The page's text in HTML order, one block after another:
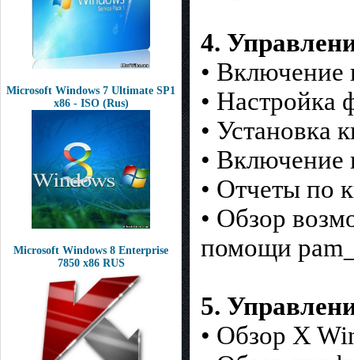
Microsoft Windows 7 Ultimate SP1
x86 - ISO (Rus)
Microsoft Windows 8 Enterprise
7850 x86 RUS
4.
• Включение
• Настройка
• Установка
• Включение
• Отчеты по
• Обзор
помощи
5.
• Обзор X